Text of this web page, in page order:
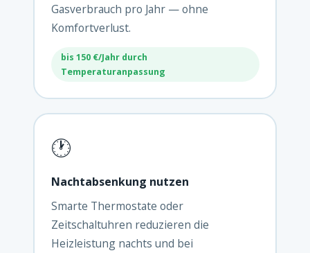
Gasverbrauch pro Jahr — ohne
Komfortverlust.
bis 150 €/Jahr durch
Temperaturanpassung
🕐
Nachtabsenkung nutzen
Smarte Thermostate oder
Zeitschaltuhren reduzieren die
Heizleistung nachts und bei